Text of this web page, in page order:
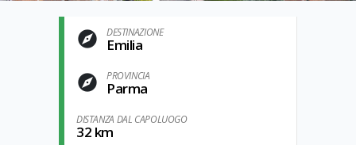
DESTINAZIONE
Emilia
PROVINCIA
Parma
DISTANZA DAL CAPOLUOGO
32 km